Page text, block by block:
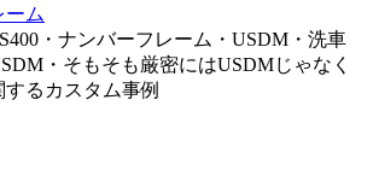
ーム
・ナンバーフレーム・USDM・洗車
・そもそも厳密にはUSDMじゃなく
るカスタム事例